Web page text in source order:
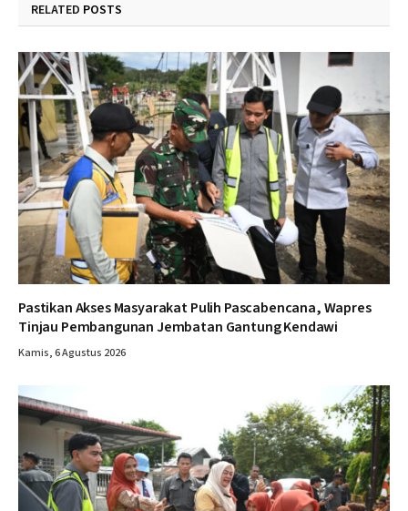
RELATED POSTS
Pastikan Akses Masyarakat Pulih Pascabencana, Wapres
Tinjau Pembangunan Jembatan Gantung Kendawi
Kamis, 6 Agustus 2026